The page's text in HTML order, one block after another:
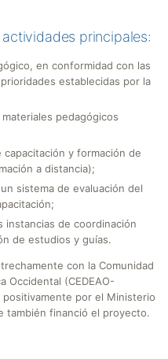
principales:
en conformidad con las
establecidas por la
pedagógicos
y formación de
a distancia);
sistema de evaluación del
instancias de coordinación
de estudios y guías.
con la Comunidad
Occidental (CEDEAO-
por el Ministerio
también financió el proyecto.